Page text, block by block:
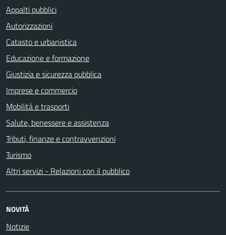
Appalti pubblici
Autorizzazioni
Catasto e urbanistica
Educazione e formazione
Giustizia e sicurezza pubblica
Imprese e commercio
Mobilità e trasporti
Salute, benessere e assistenza
Tributi, finanze e contravvenzioni
Turismo
Altri servizi - Relazioni con il pubblico
NOVITÀ
Notizie